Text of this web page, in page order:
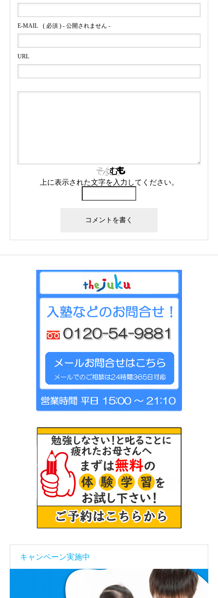
E-MAIL ( 必須 ) - 公開されません -
URL
上に表示された文字を入力してください。
キャンペーン実施中